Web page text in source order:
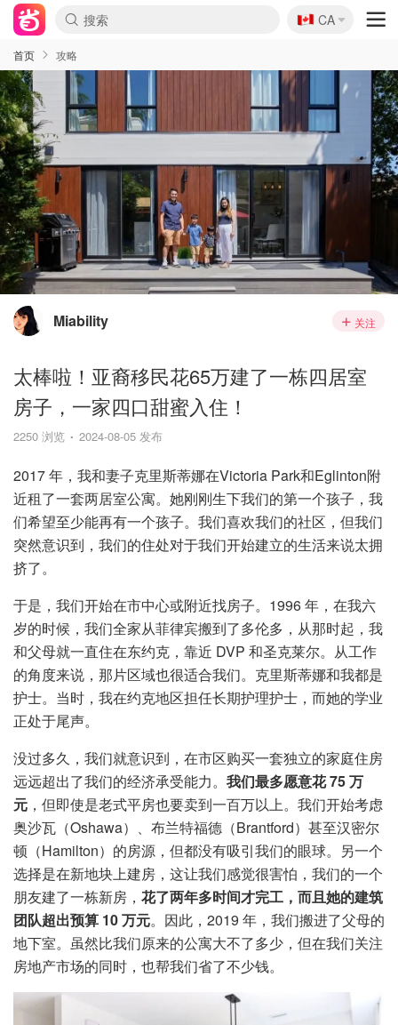
🇨🇦
CA
首页 攻略
Miability 关注
太棒啦！亚裔移民花65万建了一栋四居室
房子，一家四口甜蜜入住！
2250 浏览 2024-08-05 发布
2017 年，我和妻子克里斯蒂娜在Victoria Park和Eglinton附
近租了一套两居室公寓。她刚刚生下我们的第一个孩子，我
们希望至少能再有一个孩子。我们喜欢我们的社区，但我们
突然意识到，我们的住处对于我们开始建立的生活来说太拥
挤了。
于是，我们开始在市中心或附近找房子。1996 年，在我六
岁的时候，我们全家从菲律宾搬到了多伦多，从那时起，我
和父母就一直住在东约克，靠近 DVP 和圣克莱尔。从工作
的角度来说，那片区域也很适合我们。克里斯蒂娜和我都是
护士。当时，我在约克地区担任长期护理护士，而她的学业
正处于尾声。
没过多久，我们就意识到，在市区购买一套独立的家庭住房
远远超出了我们的经济承受能力。 我们最多愿意花 75 万
元 ，但即使是老式平房也要卖到一百万以上。我们开始考虑
奥沙瓦（Oshawa）、布兰特福德（Brantford）甚至汉密尔
顿（Hamilton）的房源，但都没有吸引我们的眼球。另一个
选择是在新地块上建房，这让我们感觉很害怕，我们的一个
朋友建了一栋新房， 花了两年多时间才完工，而且她的建筑
团队超出预算 10 万元。因此，2019 年，我们搬进了父母的
地下室。虽然比我们原来的公寓大不了多少，但在我们关注
房地产市场的同时，也帮我们省了不少钱。